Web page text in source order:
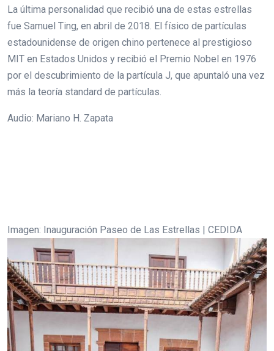
La última personalidad que recibió una de estas estrellas
fue Samuel Ting, en abril de 2018. El físico de partículas
estadounidense de origen chino pertenece al prestigioso
MIT en Estados Unidos y recibió el Premio Nobel en 1976
por el descubrimiento de la partícula J, que apuntaló una vez
más la teoría standard de partículas.
Audio: Mariano H. Zapata
Imagen: Inauguración Paseo de Las Estrellas | CEDIDA